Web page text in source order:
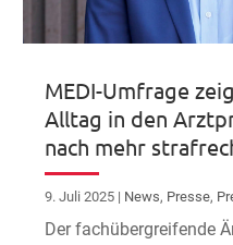
MEDI-Umfrage
Alltag in den
nach mehr
9. Juli 2025 | News, Presse,
Der fachübergreifende